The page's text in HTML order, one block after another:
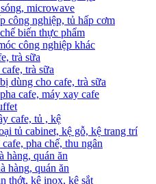
microwave
công nghiệp, tủ hấp cơm
biến thực phẩm
công nghiệp khác
trà sữa
trà sữa
dùng cho cafe, trà sữa
cafe, máy xay cafe
cafe, tủ , kệ
tủ cabinet, kệ gỗ, kệ trang trí
pha chế, thu ngân
hàng, quán ăn
hàng, quán ăn
thớt, kệ inox, kệ sắt